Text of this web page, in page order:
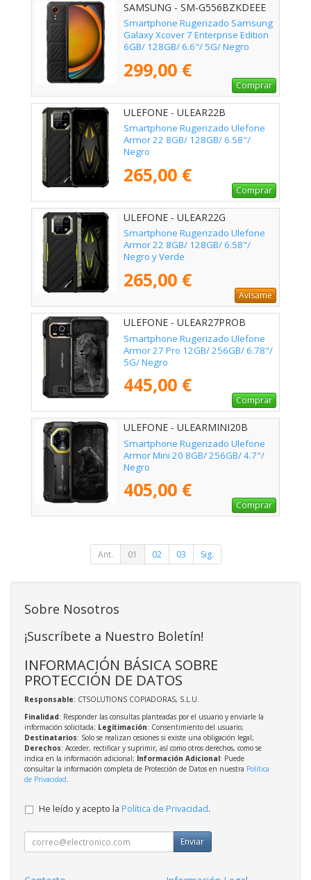
SAMSUNG - SM-G556BZKDEEE
Smartphone Rugerizado Samsung
Galaxy Xcover 7 Enterprise Edition
6GB/ 128GB/ 6.6"/ 5G/ Negro
299,00 €
Comprar
ULEFONE - ULEAR22B
Smartphone Rugerizado Ulefone
Armor 22 8GB/ 128GB/ 6.58"/
Negro
265,00 €
Comprar
ULEFONE - ULEAR22G
Smartphone Rugerizado Ulefone
Armor 22 8GB/ 128GB/ 6.58"/
Negro y Verde
265,00 €
Avísame
ULEFONE - ULEAR27PROB
Smartphone Rugerizado Ulefone
Armor 27 Pro 12GB/ 256GB/ 6.78"/
5G/ Negro
445,00 €
Comprar
ULEFONE - ULEARMINI20B
Smartphone Rugerizado Ulefone
Armor Mini 20 8GB/ 256GB/ 4.7"/
Negro
405,00 €
Comprar
Ant. 01 02 03 Sig.
Sobre Nosotros
¡Suscríbete a Nuestro Boletín!
INFORMACIÓN BÁSICA SOBRE
PROTECCIÓN DE DATOS
Responsable: CTSOLUTIONS COPIADORAS, S.L.U.
Finalidad: Responder las consultas planteadas por el usuario y enviarle la
información solicitada; Legitimación: Consentimiento del usuario;
Destinatarios: Solo se realizan cesiones si existe una obligación legal;
Derechos: Acceder, rectificar y suprimir, así como otros derechos, como se
indica en la información adicional; Información Adicional: Puede
consultar la información completa de Protección de Datos en nuestra Política
de Privacidad.
He leído y acepto la Política de Privacidad.
Enviar